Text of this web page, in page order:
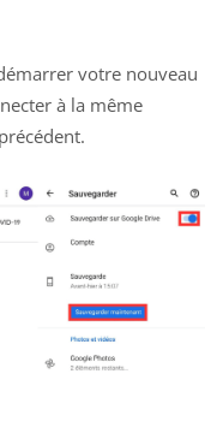
votre nouveau
à la même